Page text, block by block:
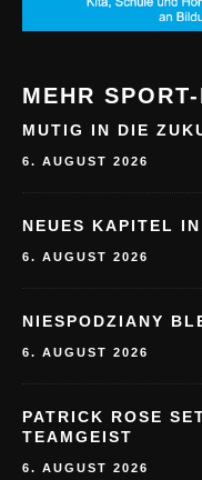
MEHR
MUTIG IN DIE
6. AUGUST 2026
NEUES KAPITEL
6. AUGUST 2026
NIESPODZIANY
6. AUGUST 2026
PATRICK ROSE
TEAMGEIST
6. AUGUST 2026